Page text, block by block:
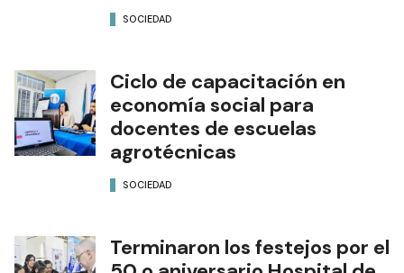
SOCIEDAD
Ciclo de capacitación en
economía social para
docentes de escuelas
agrotécnicas
SOCIEDAD
Terminaron los festejos por el